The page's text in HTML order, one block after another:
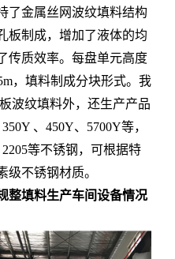
了金属丝网波纹填料结构
板制成，增加了液体的均
传质效率。每盘单元高度
，填料制成分块形式。我
波纹填料外，还生产产品
、450Y、5700Y等，
等不锈钢，可根据特
级不锈钢材质。
整填料生产车间设备情况